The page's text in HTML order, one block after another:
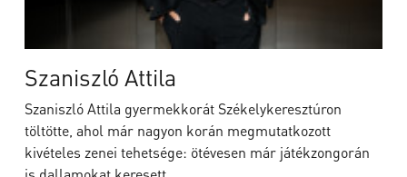
Szaniszló Attila
Szaniszló Attila gyermekkorát Székelykeresztúron
töltötte, ahol már nagyon korán megmutatkozott
kivételes zenei tehetsége: ötévesen már játékzongorán